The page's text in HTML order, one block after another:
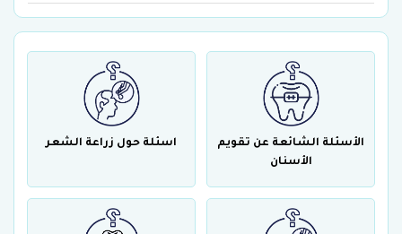
الأسئلة الشائعة عن تقويم
الأسنان
اسئلة حول زراعة الشعر